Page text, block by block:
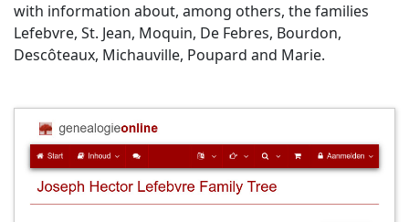
with information about, among others, the families
Lefebvre, St. Jean, Moquin, De Febres, Bourdon,
Descôteaux, Michauville, Poupard and Marie.